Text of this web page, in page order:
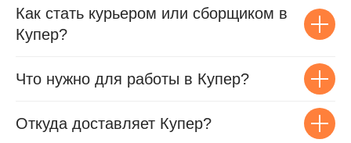
Как стать курьером или сборщиком в
Купер?
Что нужно для работы в Купер?
Откуда доставляет Купер?